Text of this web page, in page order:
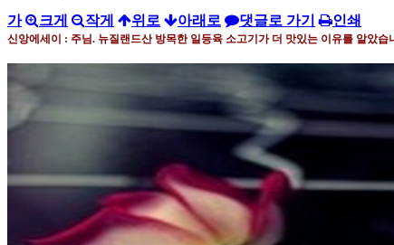
가 크게 작게 위로 아래로 댓글로 가기 인쇄
신앙에세이 : 주님. 뉴질랜드산 방목한 일등육 소고기가 더 맛있는 이유를 알았습